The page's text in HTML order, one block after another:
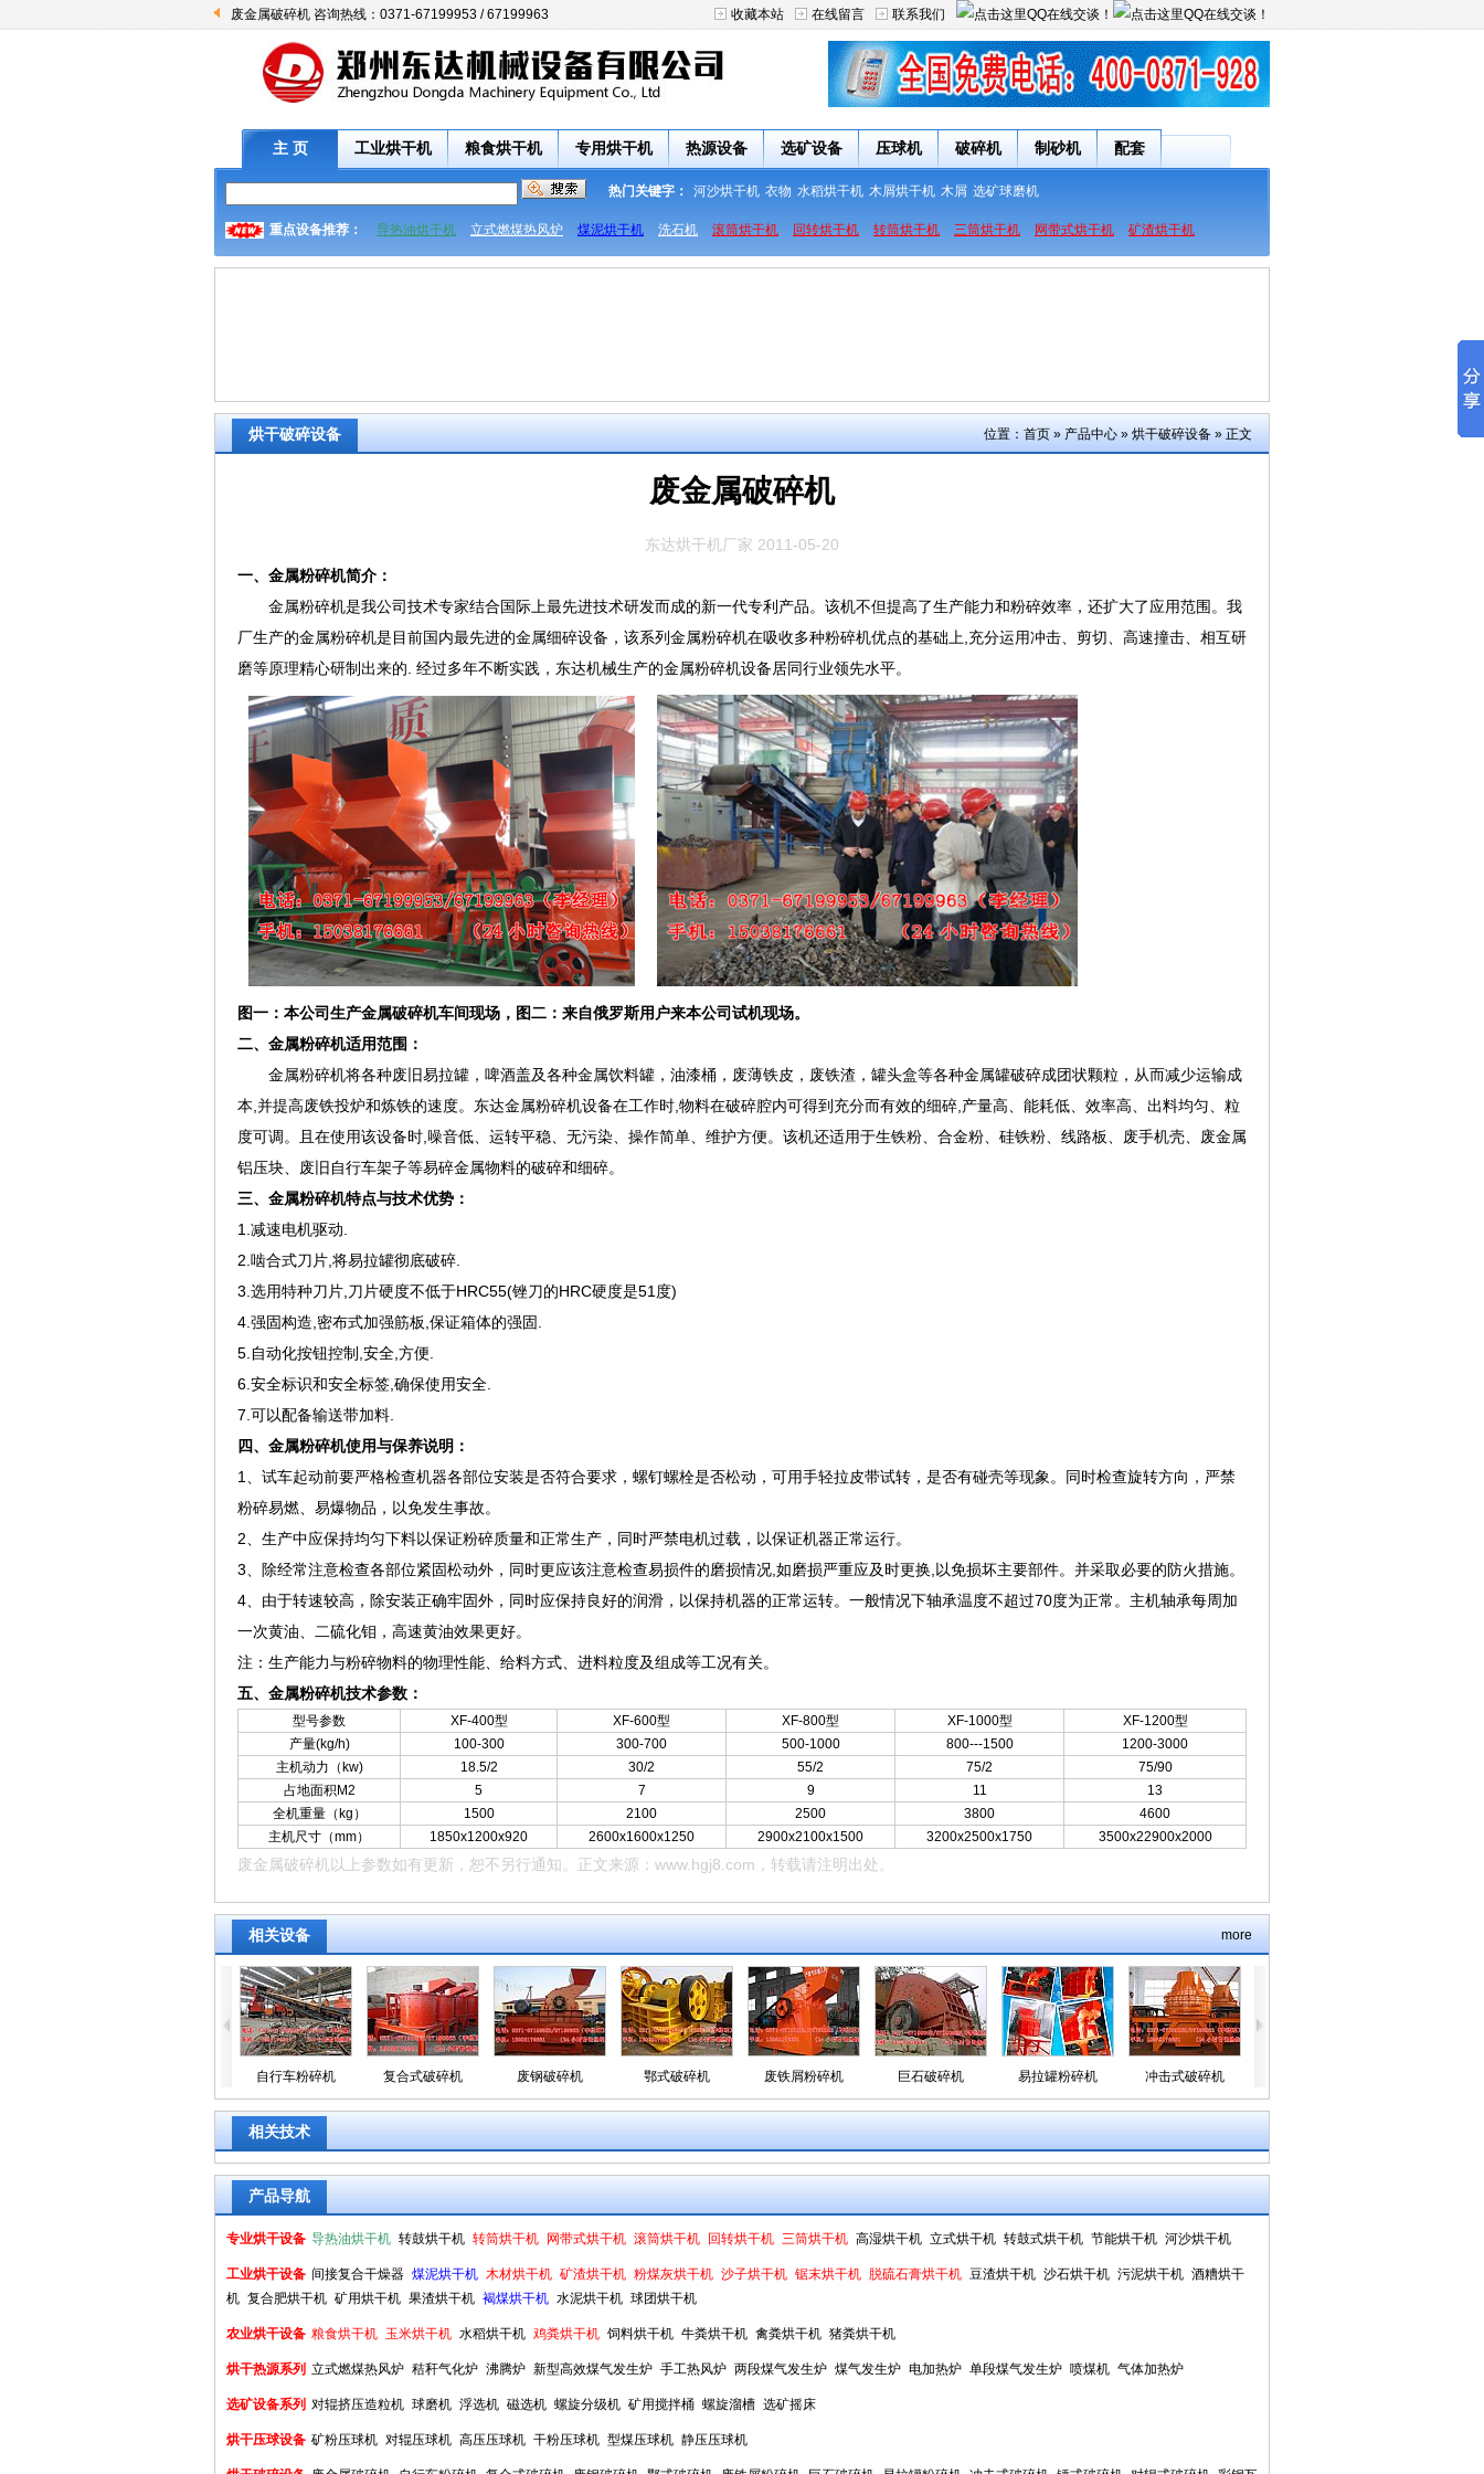
废金属破碎机 咨询热线：0371-67199953 / 67199963 收藏本站 在线留言 联系我们
主 页 工业烘干机 粮食烘干机 专用烘干机 热源设备 选矿设备 压球机 破碎机 制砂机 配套
热门关键字： 河沙烘干机 衣物 水稻烘干机 木屑烘干机 木屑 选矿球磨机
重点设备推荐： 导热油烘干机 立式燃煤热风炉 煤泥烘干机 洗石机 滚筒烘干机 回转烘干机 转筒烘干机 三筒烘干机 网带式烘干机 矿渣烘干机
烘干破碎设备 位置： 首页 » 产品中心 » 烘干破碎设备 » 正文
废金属破碎机
东达烘干机厂家 2011-05-20
一、金属粉碎机简介：
金属粉碎机是我公司技术专家结合国际上最先进技术研发而成的新一代专利产品。该机不但提高了生产能力和粉碎效率，还扩大了应用范围。我
厂生产的金属粉碎机是目前国内最先进的金属细碎设备，该系列金属粉碎机在吸收多种粉碎机优点的基础上,充分运用冲击、剪切、高速撞击、相互研
磨等原理精心研制出来的. 经过多年不断实践，东达机械生产的金属粉碎机设备居同行业领先水平。
图一：本公司生产金属破碎机车间现场，图二：来自俄罗斯用户来本公司试机现场。
二、金属粉碎机适用范围：
金属粉碎机将各种废旧易拉罐，啤酒盖及各种金属饮料罐，油漆桶，废薄铁皮，废铁渣，罐头盒等各种金属罐破碎成团状颗粒，从而减少运输成
本,并提高废铁投炉和炼铁的速度。东达金属粉碎机设备在工作时,物料在破碎腔内可得到充分而有效的细碎,产量高、能耗低、效率高、出料均匀、粒
度可调。且在使用该设备时,噪音低、运转平稳、无污染、操作简单、维护方便。该机还适用于生铁粉、合金粉、硅铁粉、线路板、废手机壳、废金属
铝压块、废旧自行车架子等易碎金属物料的破碎和细碎。
三、金属粉碎机特点与技术优势：
1.减速电机驱动.
2.啮合式刀片,将易拉罐彻底破碎.
3.选用特种刀片,刀片硬度不低于HRC55(锉刀的HRC硬度是51度)
4.强固构造,密布式加强筋板,保证箱体的强固.
5.自动化按钮控制,安全,方便.
6.安全标识和安全标签,确保使用安全.
7.可以配备输送带加料.
四、金属粉碎机使用与保养说明：
1、试车起动前要严格检查机器各部位安装是否符合要求，螺钉螺栓是否松动，可用手轻拉皮带试转，是否有碰壳等现象。同时检查旋转方向，严禁
粉碎易燃、易爆物品，以免发生事故。
2、生产中应保持均匀下料以保证粉碎质量和正常生产，同时严禁电机过载，以保证机器正常运行。
3、除经常注意检查各部位紧固松动外，同时更应该注意检查易损件的磨损情况,如磨损严重应及时更换,以免损坏主要部件。并采取必要的防火措施。
4、由于转速较高，除安装正确牢固外，同时应保持良好的润滑，以保持机器的正常运转。一般情况下轴承温度不超过70度为正常。主机轴承每周加
一次黄油、二硫化钼，高速黄油效果更好。
注：生产能力与粉碎物料的物理性能、给料方式、进料粒度及组成等工况有关。
五、金属粉碎机技术参数：
型号参数 XF-400型 XF-600型 XF-800型 XF-1000型
XF-1200型
产量(kg/h)
100-300 300-700 500-1000 800---1500
1200-3000
主机动力（kw)
18.5/2 30/2 55/2 75/2
75/90
占地面积M2
5 7 9 11
13
全机重量（kg）
1500 2100 2500 3800
4600
主机尺寸（mm）
1850x1200x920 2600x1600x1250 2900x2100x1500 3200x2500x1750 3500x22900x2000
废金属破碎机 以上参数如有更新，恕不另行通知。正文来源： www.hgj8.com ，转载请注明出处。
相关设备 more
自行车粉碎机 复合式破碎机 废钢破碎机 鄂式破碎机 废铁屑粉碎机 巨石破碎机 易拉罐粉碎机 冲击式破碎机
相关技术
产品导航
专业烘干设备 导热油烘干机 转鼓烘干机 转筒烘干机 网带式烘干机 滚筒烘干机 回转烘干机 三筒烘干机 高湿烘干机 立式烘干机 转鼓式烘干机 节能烘干机 河沙烘干机
工业烘干设备 间接复合干燥器 煤泥烘干机 木材烘干机 矿渣烘干机 粉煤灰烘干机 沙子烘干机 锯末烘干机 脱硫石膏烘干机 豆渣烘干机 沙石烘干机 污泥烘干机 酒糟烘干
机 复合肥烘干机 矿用烘干机 果渣烘干机 褐煤烘干机 水泥烘干机 球团烘干机
农业烘干设备 粮食烘干机 玉米烘干机 水稻烘干机 鸡粪烘干机 饲料烘干机 牛粪烘干机 禽粪烘干机 猪粪烘干机
烘干热源系列 立式燃煤热风炉 秸秆气化炉 沸腾炉 新型高效煤气发生炉 手工热风炉 两段煤气发生炉 煤气发生炉 电加热炉 单段煤气发生炉 喷煤机 气体加热炉
选矿设备系列 对辊挤压造粒机 球磨机 浮选机 磁选机 螺旋分级机 矿用搅拌桶 螺旋溜槽 选矿摇床
烘干压球设备 矿粉压球机 对辊压球机 高压压球机 干粉压球机 型煤压球机 静压压球机